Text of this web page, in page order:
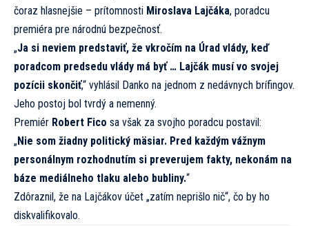
čoraz hlasnejšie – prítomnosti Miroslava Lajčáka, poradcu
premiéra pre národnú bezpečnosť.
„Ja si neviem predstaviť, že vkročím na Úrad vlády, keď
poradcom predsedu vlády má byť … Lajčák musí vo svojej
pozícii skončiť,“ vyhlásil Danko na jednom z nedávnych brífingov.
Jeho postoj bol tvrdý a nemenný.
Premiér Robert Fico sa však za svojho poradcu postavil:
„Nie som žiadny politický mäsiar. Pred každým vážnym
personálnym rozhodnutím si preverujem fakty, nekonám na
báze mediálneho tlaku alebo bubliny.“
Zdôraznil, že na Lajčákov účet „zatím neprišlo nič“, čo by ho
diskvalifikovalo.